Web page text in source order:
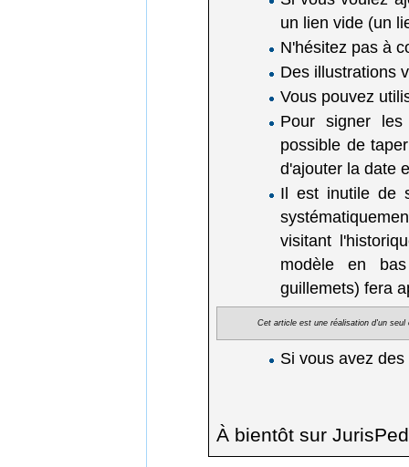
un lien vide (un
N'hésitez pas à
Des illustrations
Vous pouvez
Pour signer
possible de
d'ajouter la date
Il est inutile de
visitant
modèle en
guillemets) fera
Cet article est une réalisation d'un
Si vous avez
À bientôt sur